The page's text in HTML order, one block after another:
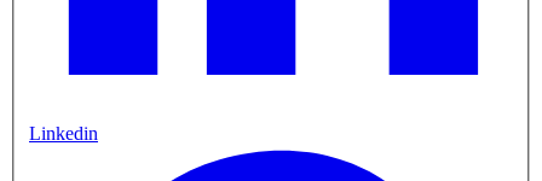
Linkedin